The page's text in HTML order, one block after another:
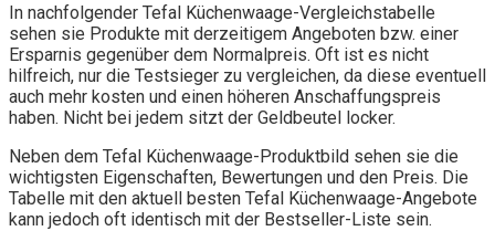
In nachfolgender Tefal Küchenwaage-Vergleichstabelle
sehen sie Produkte mit derzeitigem Angeboten bzw. einer
Ersparnis gegenüber dem Normalpreis. Oft ist es nicht
hilfreich, nur die Testsieger zu vergleichen, da diese eventuell
auch mehr kosten und einen höheren Anschaffungspreis
haben. Nicht bei jedem sitzt der Geldbeutel locker.
Neben dem Tefal Küchenwaage-Produktbild sehen sie die
wichtigsten Eigenschaften, Bewertungen und den Preis. Die
Tabelle mit den aktuell besten Tefal Küchenwaage-Angebote
kann jedoch oft identisch mit der Bestseller-Liste sein.